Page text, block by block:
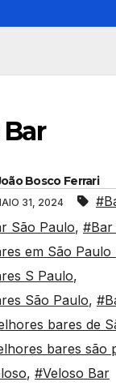
Bosco Ferrari
31, 2024
São Paulo, #Bar
em São Paulo
S Paulo,
São Paulo,
bares de
bares são
, #Veloso Bar